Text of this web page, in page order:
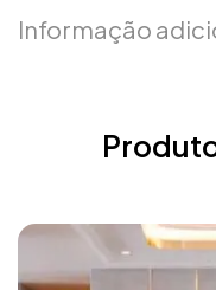
Informação